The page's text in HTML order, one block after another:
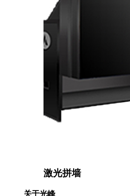
激光拼墙
关于光峰